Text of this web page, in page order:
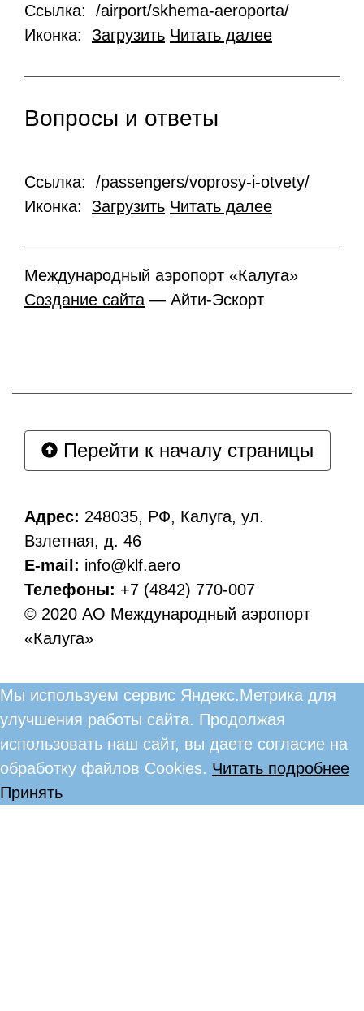
Ссылка: /airport/skhema-aeroporta/
Иконка: Загрузить Читать далее
Вопросы и ответы
Ссылка: /passengers/voprosy-i-otvety/
Иконка: Загрузить Читать далее
Международный аэропорт «Калуга»
Создание сайта — Айти-Эскорт
Перейти к началу страницы
Адрес: 248035, РФ, Калуга, ул.
Взлетная, д. 46
E-mail: info@klf.aero
Телефоны: +7 (4842) 770-007
© 2020 АО Международный аэропорт
«Калуга»
Мы используем сервис Яндекс.Метрика для
улучшения работы сайта. Продолжая
использовать наш сайт, вы даете согласие на
обработку файлов Cookies. Читать подробнее
Принять